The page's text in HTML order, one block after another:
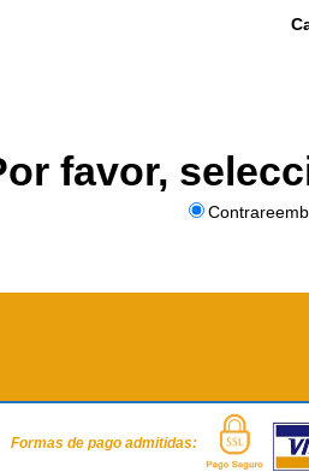
favor,
Formas de pago admitidas: